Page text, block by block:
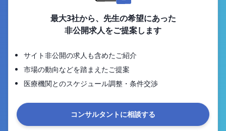
最大3社から、先生の希望にあった
非公開求人をご提案します
サイト非公開の求人も含めたご紹介
市場の動向などを踏まえたご提案
医療機関とのスケジュール調整・条件交渉
コンサルタントに相談する